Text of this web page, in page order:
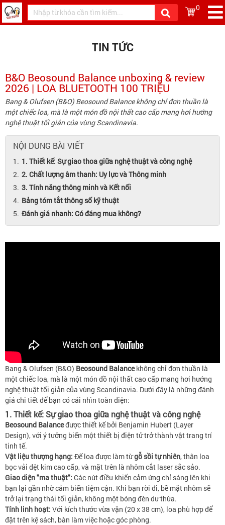
0
TIN TỨC
B&O Beosound Balance unboxing & review
2026 | LOA BLUETOOTH 100 TRIỆU
Bang & Olufsen (B&O) Beosound Balance không chỉ đơn thuần là
một chiếc loa, mà là một món đồ nội thất cao cấp mang hơi hướng
nghệ thuật tối giản của vùng Scandinavia.
NỘI DUNG BÀI VIẾT
1. Thiết kế: Sự giao thoa giữa nghệ thuật và công nghệ
2. Chất lượng âm thanh: Uy lực và Thông minh
3. Tính năng thông minh và Kết nối
Bảng tóm tắt thông số kỹ thuật
Đánh giá nhanh: Có đáng mua không?
Bang & Olufsen (B&O) Beosound Balancekhông chỉ đơn thuần là
một chiếc loa, mà là một món đồ nội thất cao cấp mang hơi hướng
nghệ thuật tối giản của vùng Scandinavia. Dưới đây là những đánh
giá chi tiết để bạn có cái nhìn toàn diện:
1. Thiết kế: Sự giao thoa giữa nghệ thuật và công nghệ
Beosound Balanceđược thiết kế bởi Benjamin Hubert (Layer
Design), với ý tưởng biến một thiết bị điện tử trở thành vật trang trí
tinh tế.
Vật liệu thượng hạng: Đế loa được làm từgỗ sồi tự nhiên, thân loa
bọc vải dệt kim cao cấp, và mặt trên là nhôm cắt laser sắc sảo.
Giao diện "ma thuật": Các nút điều khiển cảm ứng chỉ sáng lên khi
bạn lại gần nhờ cảm biến tiệm cận. Khi bạn rời đi, bề mặt nhôm sẽ
trở lại trạng thái tối giản, không một bóng đèn dư thừa.
Tính linh hoạt: Với kích thước vừa vặn (20 x 38 cm), loa phù hợp để
đặt trên kệ sách, bàn làm việc hoặc góc phòng.